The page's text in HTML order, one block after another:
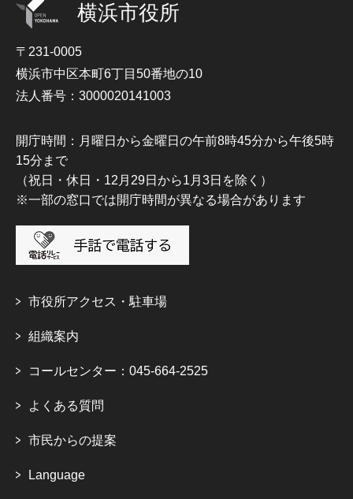
横浜市役所
〒231-0005
横浜市中区本町6丁目50番地の10
法人番号：3000020141003
開庁時間：月曜日から金曜日の午前8時45分から午後5時
15分まで
（祝日・休日・12月29日から1月3日を除く）
※一部の窓口では開庁時間が異なる場合があります
市役所アクセス・駐車場
組織案内
コールセンター：045-664-2525
よくある質問
市民からの提案
Language